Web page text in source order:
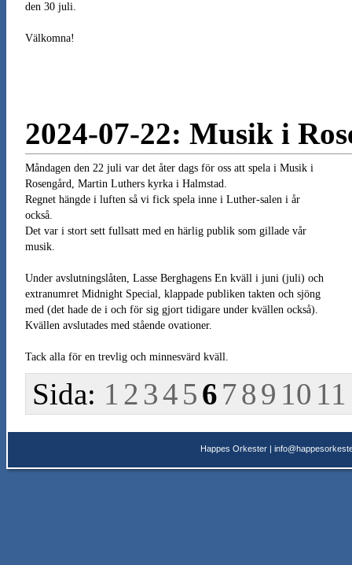
den 30 juli.
Välkomna!
2024-07-22: Musik i
Måndagen den 22 juli var det åter dags för oss att spela i Musik i
Rosengård, Martin Luthers kyrka i Halmstad.
Regnet hängde i luften så vi fick spela inne i Luther-salen i år
också.
Det var i stort sett fullsatt med en härlig publik som gillade vår
musik.
Under avslutningslåten, Lasse Berghagens En kväll i juni (juli) och
extranumret Midnight Special, klappade publiken takten och sjöng
med (det hade de i och för sig gjort tidigare under kvällen också).
Kvällen avslutades med stående ovationer.
Tack alla för en trevlig och minnesvärd kväll.
Sida: 1 2 3456789 10 11
Happes Orkester |